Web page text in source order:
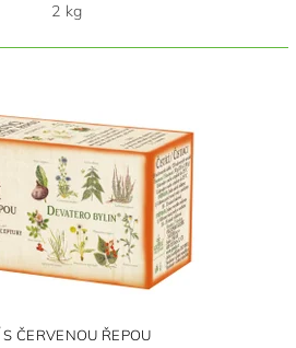
2 kg
S ČERVENOU ŘEPOU